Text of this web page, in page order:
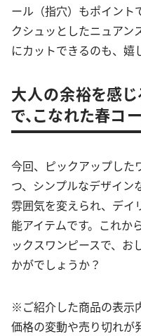
ール（指穴）もポイント
クシュッとしたニュアン
にカットできるのも、嬉
大人の余裕を感じ
で、こなれた春コ
今回、ピックアップした
つ、シンプルなデザイン
雰囲気を変えられ、デイ
能アイテムです。これか
ックスワンピースで、お
かがでしょうか？
※ご紹介した商品の表示
価格の変動や売り切れが